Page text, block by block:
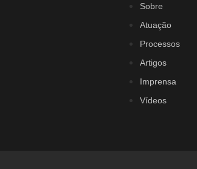
Sobre
Atuação
Processos
Artigos
Imprensa
Vídeos